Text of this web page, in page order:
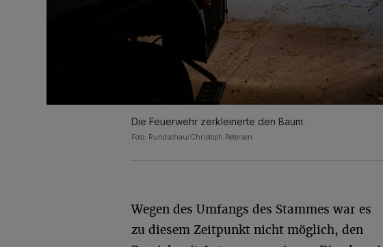
Die Feuerwehr zerkleinerte den Baum.
Foto: Rundschau/Christoph Petersen
Wegen des Umfangs des Stammes war es
zu diesem Zeitpunkt nicht möglich, den